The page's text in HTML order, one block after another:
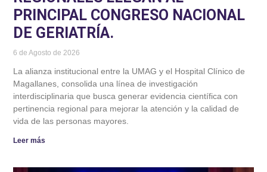
PRINCIPAL CONGRESO NACIONAL
DE GERIATRÍA.
6 de Agosto de 2026
La alianza institucional entre la UMAG y el Hospital Clínico de
Magallanes, consolida una línea de investigación
interdisciplinaria que busca generar evidencia científica con
pertinencia regional para mejorar la atención y la calidad de
vida de las personas mayores.
Leer más